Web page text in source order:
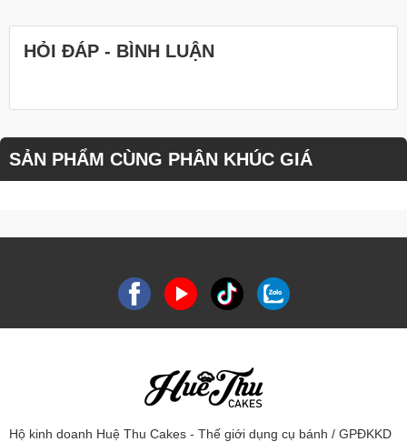
HỎI ĐÁP - BÌNH LUẬN
SẢN PHẨM CÙNG PHÂN KHÚC GIÁ
Hộ kinh doanh Huệ Thu Cakes - Thế giới dụng cụ bánh / GPĐKKD